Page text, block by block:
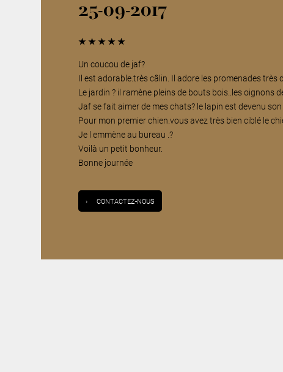
25-09-2017
★★★★★
Un coucou de jaf?
Il est adorable.très câlin. Il adore les promenades très
Le jardin ? il ramène pleins de bouts bois..les oignons
Jaf se fait aimer de mes chats? le lapin est devenu
Pour mon premier chien.vous avez très bien ciblé le
Je l emmène au bureau .?
Voilà un petit bonheur.
Bonne journée
› CONTACTEZ-NOUS